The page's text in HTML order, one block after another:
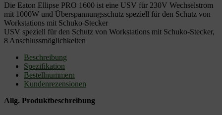
Die Eaton Ellipse PRO 1600 ist eine USV für 230V Wechselstrom
mit 1000W und Überspannungsschutz speziell für den Schutz von
Workstations mit Schuko-Stecker
USV speziell für den Schutz von Workstations mit Schuko-Stecker,
8 Anschlussmöglichkeiten
Beschreibung
Spezifikation
Bestellnummern
Kundenrezensionen
Allg. Produktbeschreibung